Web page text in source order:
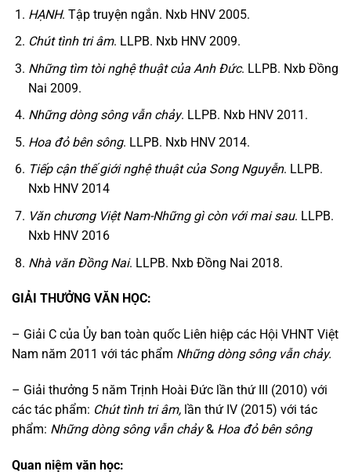
HẠNH. Tập truyện ngắn. Nxb HNV 2005.
Chút tình tri âm. LLPB. Nxb HNV 2009.
Những tìm tòi nghệ thuật của Anh Đức. LLPB. Nxb Đồng
Nai 2009.
Những dòng sông vẫn chảy. LLPB. Nxb HNV 2011.
Hoa đỏ bên sông. LLPB. Nxb HNV 2014.
Tiếp cận thế giới nghệ thuật của Song Nguyễn. LLPB.
Nxb HNV 2014
Văn chương Việt Nam-Những gì còn với mai sau. LLPB.
Nxb HNV 2016
Nhà văn Đồng Nai. LLPB. Nxb Đồng Nai 2018.
GIẢI THƯỞNG VĂN HỌC:
– Giải C của Ủy ban toàn quốc Liên hiệp các Hội VHNT Việt
Nam năm 2011 với tác phẩm Những dòng sông vẫn chảy.
– Giải thưởng 5 năm Trịnh Hoài Đức lần thứ III (2010) với
các tác phẩm: Chút tình tri âm, lần thứ IV (2015) với tác
phẩm: Những dòng sông vẫn chảy& Hoa đỏ bên sông
Quan niệm văn học: